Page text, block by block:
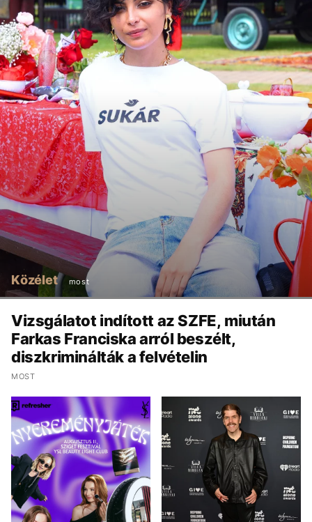
Közélet most
Vizsgálatot indított az SZFE, miután
Farkas Franciska arról beszélt,
diszkriminálták a felvételin
MOST